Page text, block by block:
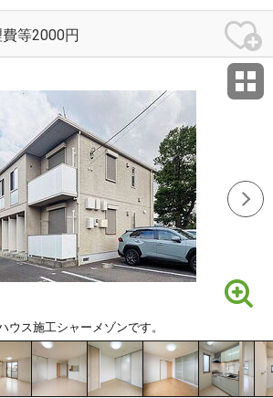
等2000円
ウス施工シャーメゾンです。